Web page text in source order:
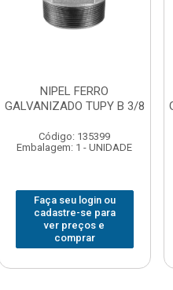
NIPEL FERRO
GALVANIZADO TUPY B 3/8
Código: 135399
Embalagem: 1 - UNIDADE
Faça seu login ou
cadastre-se para
ver preços e
comprar